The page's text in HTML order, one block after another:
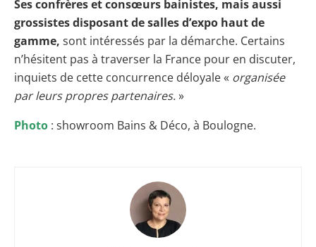
Ses confrères et consœurs bainistes, mais aussi
grossistes disposant de salles d’expo haut de
gamme, sont intéressés par la démarche. Certains
n’hésitent pas à traverser la France pour en discuter,
inquiets de cette concurrence déloyale « organisée
par leurs propres partenaires.»
Photo : showroom Bains & Déco, à Boulogne.